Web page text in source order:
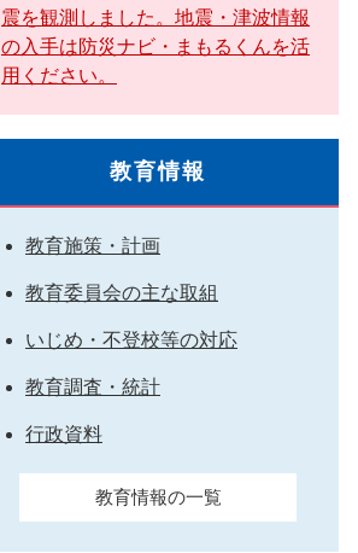
震を観測しました。地震・津波情報
の入手は防災ナビ・まもるくんを活
用ください。
教育情報
教育施策・計画
教育委員会の主な取組
いじめ・不登校等の対応
教育調査・統計
行政資料
教育情報の一覧